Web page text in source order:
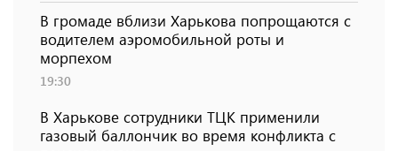
В громаде вблизи Харькова попрощаются с
водителем аэромобильной роты и
морпехом
19:30
В Харькове сотрудники ТЦК применили
газовый баллончик во время конфликта с